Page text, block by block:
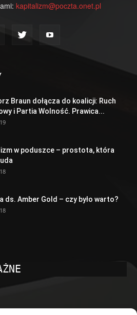
kapitalizm@poczta.onet.pl
Braun dołącza do koalicji: Ruch
i Partia Wolność. Prawica...
w poduszce – prostota, która
ds. Amber Gold – czy było warto?